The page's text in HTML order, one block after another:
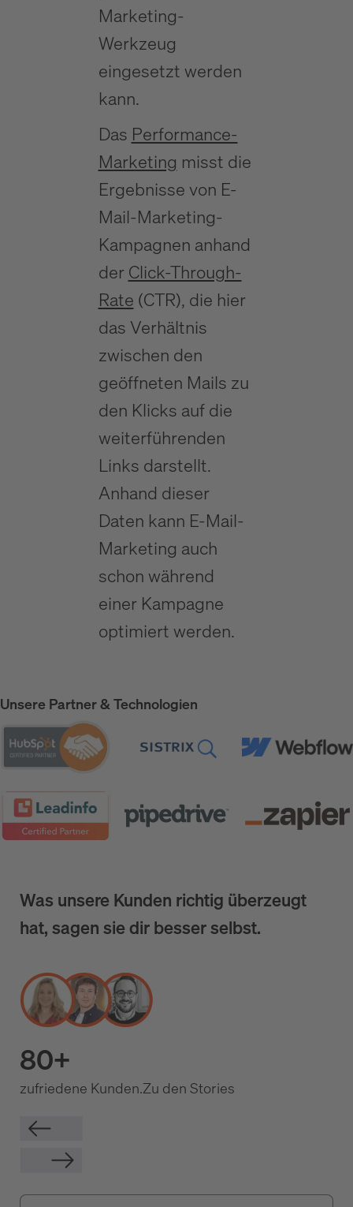
Marketing-
Werkzeug
eingesetzt werden
kann.
Das Performance-
Marketing misst die
Ergebnisse von E-
Mail-Marketing-
Kampagnen anhand
der Click-Through-
Rate (CTR), die hier
das Verhältnis
zwischen den
geöffneten Mails zu
den Klicks auf die
weiterführenden
Links darstellt.
Anhand dieser
Daten kann E-Mail-
Marketing auch
schon während
einer Kampagne
optimiert werden.
Unsere Partner & Technologien
Was unsere Kunden richtig überzeugt
hat, sagen sie dir besser selbst.
80+
zufriedene Kunden.Zu den Stories